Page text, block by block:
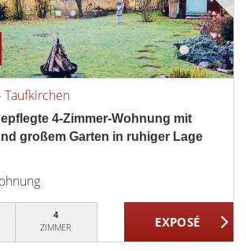
Taufkirchen
4-Zimmer-Wohnung mit
großem Garten in ruhiger Lage
4
ZIMMER